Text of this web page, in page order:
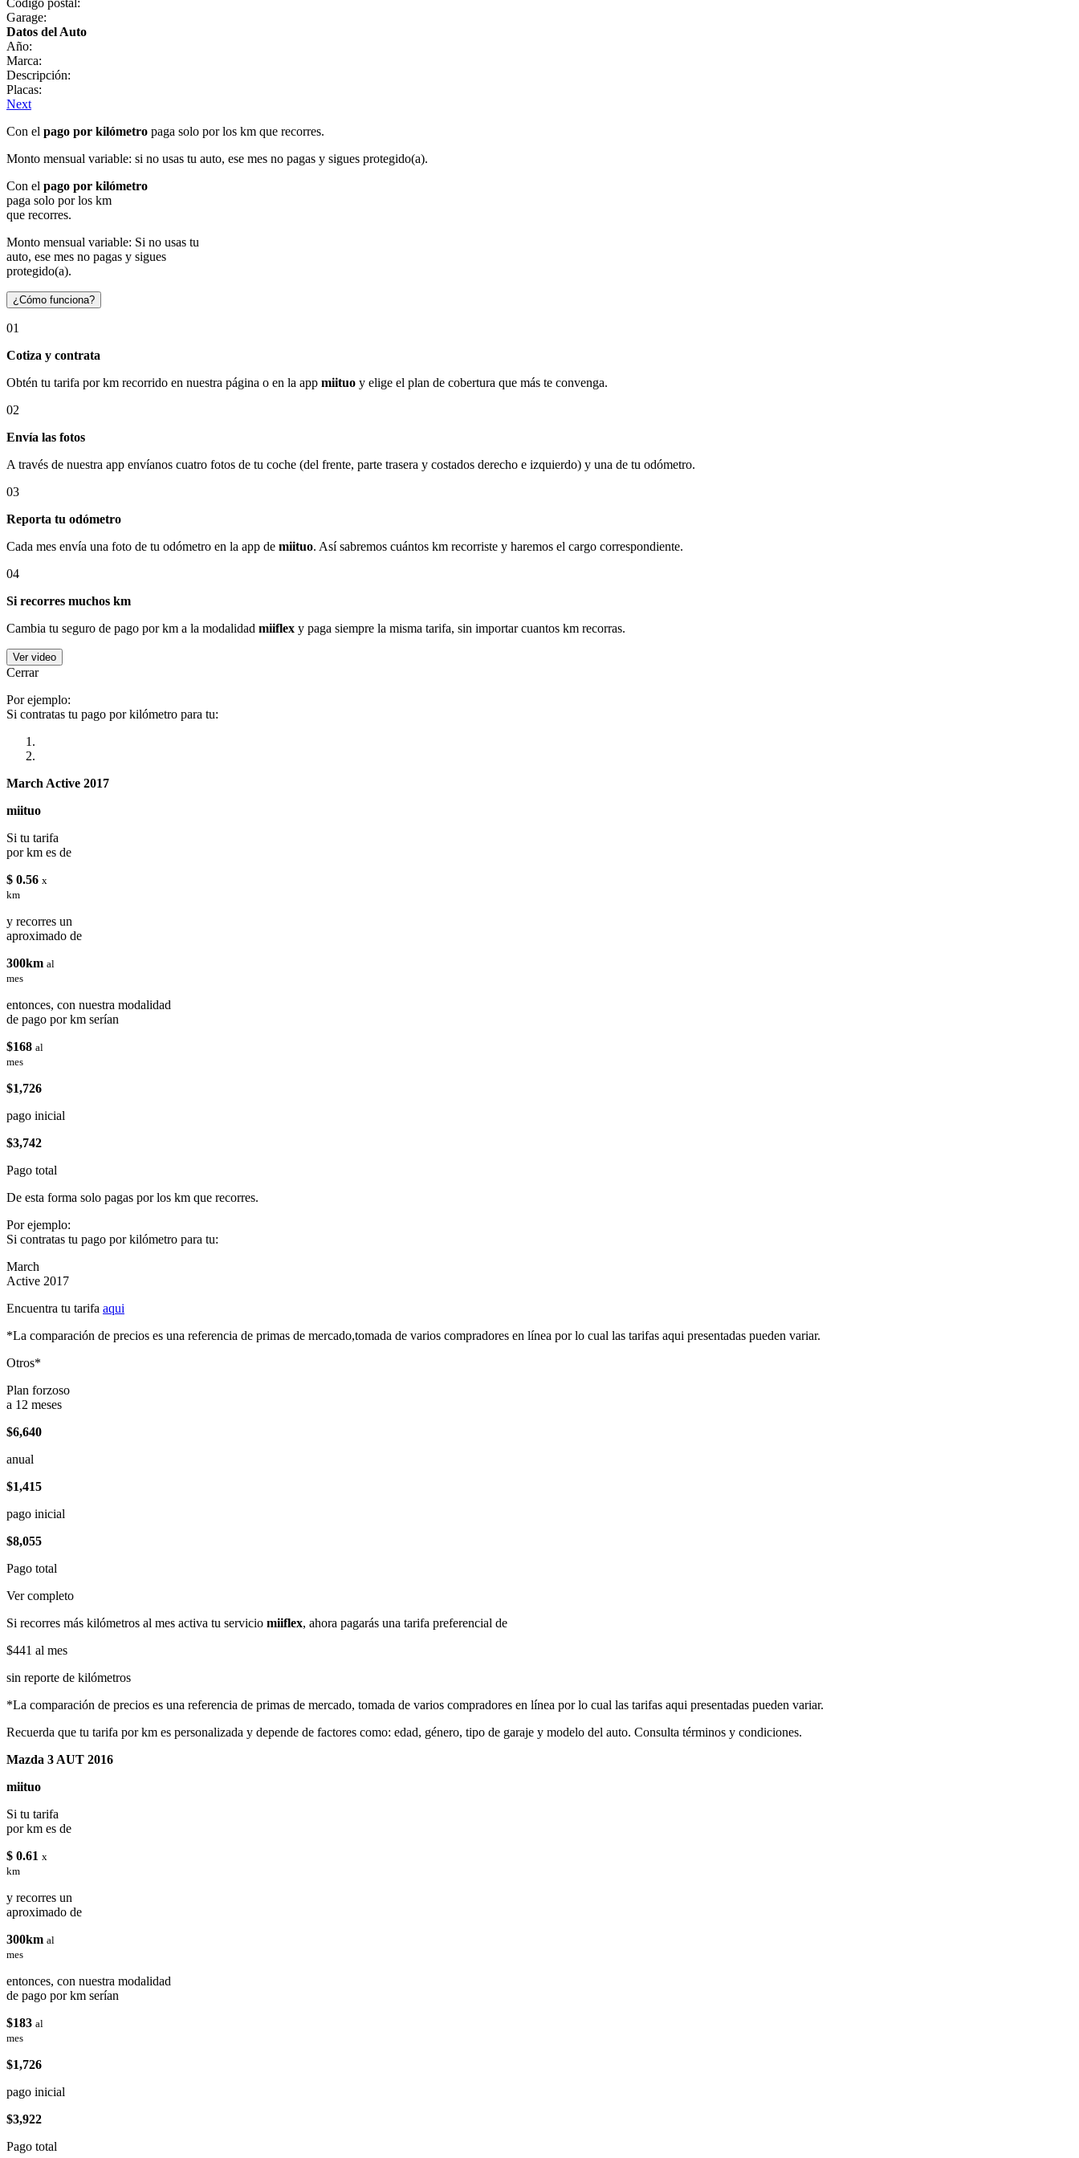
Garage:
Datos del Auto
Año:
Marca:
Descripción:
Placas:
Next
Con el pago por kilómetro paga solo por los km que recorres.
Monto mensual variable: si no usas tu auto, ese mes no pagas y sigues protegido(a).
Con el pago por kilómetro
paga solo por los km
que recorres.
Monto mensual variable: Si no usas tu
auto, ese mes no pagas y sigues
protegido(a).
¿Cómo funciona?
01
Cotiza y contrata
Obtén tu tarifa por km recorrido en nuestra página o en la app miituo y elige el plan de cobertura que más te convenga.
02
Envía las fotos
A través de nuestra app envíanos cuatro fotos de tu coche (del frente, parte trasera y costados derecho e izquierdo) y una de tu odómetro.
03
Reporta tu odómetro
Cada mes envía una foto de tu odómetro en la app de miituo. Así sabremos cuántos km recorriste y haremos el cargo correspondiente.
04
Si recorres muchos km
Cambia tu seguro de pago por km a la modalidad miiflex y paga siempre la misma tarifa, sin importar cuantos km recorras.
Ver video
Cerrar
Por ejemplo:
Si contratas tu pago por kilómetro para tu:
March Active 2017
miituo
Si tu tarifa
por km es de
$ 0.56 x
km
y recorres un
aproximado de
300km al
mes
entonces, con nuestra modalidad
de pago por km serían
$168 al
mes
$1,726
pago inicial
$3,742
Pago total
De esta forma solo pagas por los km que recorres.
Por ejemplo:
Si contratas tu pago por kilómetro para tu:
March
Active 2017
Encuentra tu tarifa aqui
*La comparación de precios es una referencia de primas de mercado,tomada de varios compradores en línea por lo cual las tarifas aqui presentadas pueden variar.
Otros*
Plan forzoso
a 12 meses
$6,640
anual
$1,415
pago inicial
$8,055
Pago total
Ver completo
Si recorres más kilómetros al mes activa tu servicio miiflex, ahora pagarás una tarifa preferencial de
$441 al mes
sin reporte de kilómetros
*La comparación de precios es una referencia de primas de mercado, tomada de varios compradores en línea por lo cual las tarifas aqui presentadas pueden variar.
Recuerda que tu tarifa por km es personalizada y depende de factores como: edad, género, tipo de garaje y modelo del auto. Consulta términos y condiciones.
Mazda 3 AUT 2016
miituo
Si tu tarifa
por km es de
$ 0.61 x
km
y recorres un
aproximado de
300km al
mes
entonces, con nuestra modalidad
de pago por km serían
$183 al
mes
$1,726
pago inicial
$3,922
Pago total